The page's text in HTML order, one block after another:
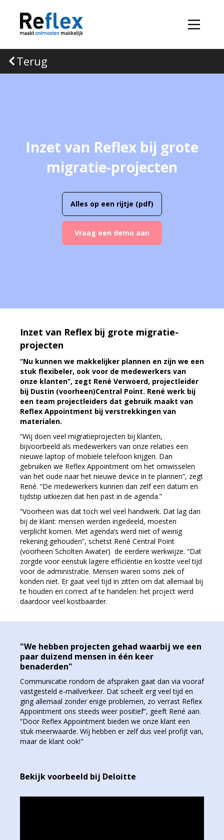
Terug
Inzet van Reflex bij grote
migratie-projecten
Alles op een rijtje (pdf)
Vraag een demo aan
Inzet van Reflex bij grote migratie-
projecten
“Nu kunnen we makkelijker plannen en zijn we een
stuk flexibeler, ook voor de medewerkers van
onze klanten”, zegt René Verwoerd, projectleider
bij Dustin (voorheen)Central Point. René werk bij
een team projectleiders dat gebruik maakt van
Reflex Appointment bij verstrekkingen van
materialen.
“Wij doen veel migratieprojecten bij klanten,
bijvoorbeeld als medewerkers van onze relaties een
nieuwe laptop of mobiele telefoon krijgen. Dan
gebruiken we Reflex Appointment om het omwisselen
van het oude naar het nieuwe device in te plannen”, zegt
René. “De medewerkers kunnen dan zelf een datum en
tijdstip uitkiezen dat hen past in de agenda.”
“Voorheen was dat toch wel veel handwerk. Dat lag dan
bij de klant: mensen werden ingedeeld, moesten
verplicht komen. Met agenda’s werd niet of weinig
rekening gehouden”, schetst René Central Point
(voorheen Scholten Awater) de eerdere werkwijze. “Dat
zorgde voor eenstuk lagere efficiëntie en kostte veel tijd
voor de administratie. Mensen waren soms ziek of
konden niet. Er gaat veel tijd in zitten om dat allemaal bij
te houden en correct af te handelen: het project werd
daardoor veel kostbaarder.
"We hebben projecten gehad waarbij we een
paar duizend mensen in één keer
benaderden"
Communicatie rondom de afspraken gaat dan via vooraf
vastgesteld e-mailverkeer. Dat scheelt erg veel tijd en
ging allemaal zonder enige problemen, zo verrast Reflex
Appointment ons steeds weer positief”, geeft René aan.
“Door Reflex Appointment bieden we onze klant een
stuk meerwaarde. Wij hebben er zelf dus veel profijt van,
maar de klant ook!"
Bekijk voorbeeld bij Deloitte